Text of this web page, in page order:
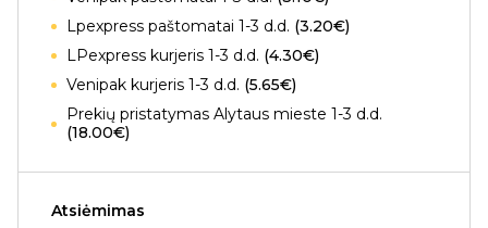
Lpexpress paštomatai 1-3 d.d. (3.20€)
LPexpress kurjeris 1-3 d.d. (4.30€)
Venipak kurjeris 1-3 d.d. (5.65€)
Prekių pristatymas Alytaus mieste 1-3 d.d.
(18.00€)
Atsiėmimas